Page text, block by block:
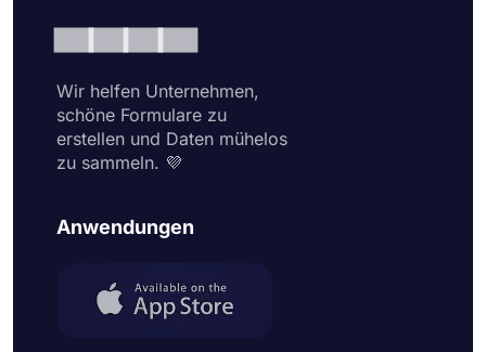
Wir helfen Unternehmen,
schöne Formulare zu
erstellen und Daten mühelos
zu sammeln. 💜
Anwendungen